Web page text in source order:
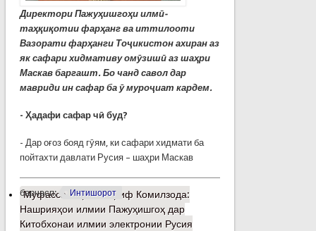
Директори Пажуҳишгоҳи илмӣ-
таҳқиқотии фарҳанг ва иттилооти
Вазорати фарҳанги Тоҷикистон ахиран аз
як сафари хидмативу омӯзишӣ аз шаҳри
Маскав баргашт. Бо чанд савол дар
мавриди ин сафар ба ӯ муроҷиат кардем.
- Ҳадафи сафар чӣ буд?
- Дар оғоз бояд гӯям, ки сафари хидмати ба
пойтахти давлати Русия – шаҳри Маскав
барчасп: Интишорот
Муфассалтаро Шариф Комилзода:
Нашрияҳои илмии Пажуҳишгоҳ дар
Китобхонаи илмии электронии Русия